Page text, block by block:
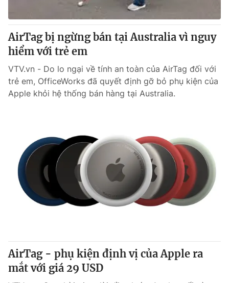
AirTag bị ngừng bán tại Australia vì nguy
hiểm với trẻ em
VTV.vn - Do lo ngại về tính an toàn của AirTag đối với
trẻ em, OfficeWorks đã quyết định gỡ bỏ phụ kiện của
Apple khỏi hệ thống bán hàng tại Australia.
AirTag - phụ kiện định vị của Apple ra
mắt với giá 29 USD